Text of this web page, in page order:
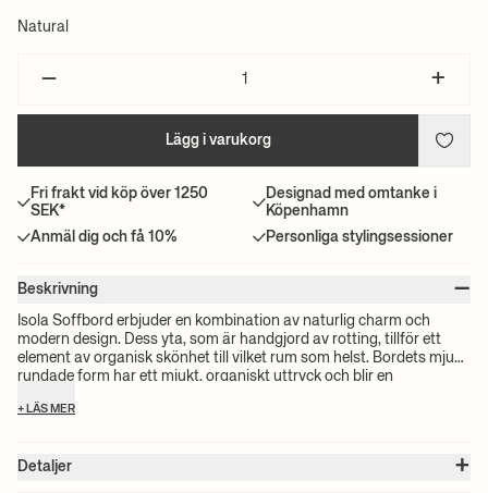
Natural
– +
Lägg i varukorg
Fri frakt vid köp över 1250
SEK*
Designad med omtanke i
Köpenhamn
Anmäl dig och få 10%
Personliga stylingsessioner
Beskrivning –
Isola Soffbord erbjuder en kombination av naturlig charm och
modern design. Dess yta, som är handgjord av rotting, tillför ett
element av organisk skönhet till vilket rum som helst. Bordets mjukt
rundade form har ett mjukt, organiskt uttryck och blir en
+ LÄS MER
Detaljer +